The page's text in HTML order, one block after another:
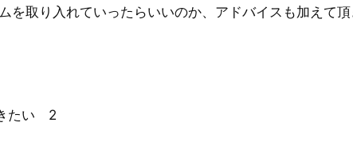
を取り入れていったらいいのか、アドバイスも加えて
たい 2